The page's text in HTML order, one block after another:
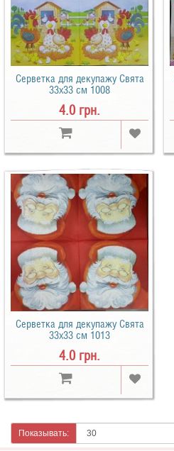
Серветка для декупажу Свята
33х33 см 1008
4.0 грн.
Серветка для декупажу Свята
33х33 см 1013
4.0 грн.
Показывать: